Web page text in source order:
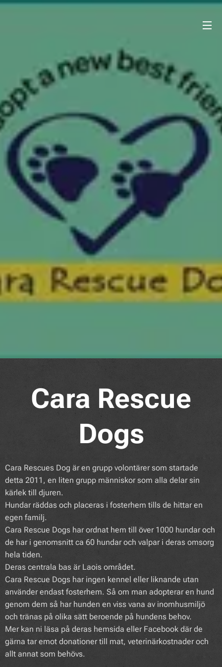
Cara Rescue
Dogs
Cara Rescues Dog är en grupp volontärer som startade
detta 2011, en liten grupp människor som alla delar sin
kärlek till djuren.
Hundar räddas och placeras i fosterhem tills de hittar en
egen familj.
Cara Rescue Dogs har ordnat hem till över 1000 hundar och
de har i genomsnitt ca 60 hundar och valpar i deras omsorg
hela tiden.
Deras centrala bas är Laois området.
Cara Rescue Dogs har ingen kennel eller liknande utan
använder endast fosterhem. Så om man adopterar en hund
genom dem så har hunden en viss vana av inomhusmiljö
och tränas på olika sätt beroende på hundens behov.
Mer kan ni läsa på deras hemsida eller Facebook där de
gärna tar emot donationer till mat, veterinärkostnader och
allt annat som behövs.